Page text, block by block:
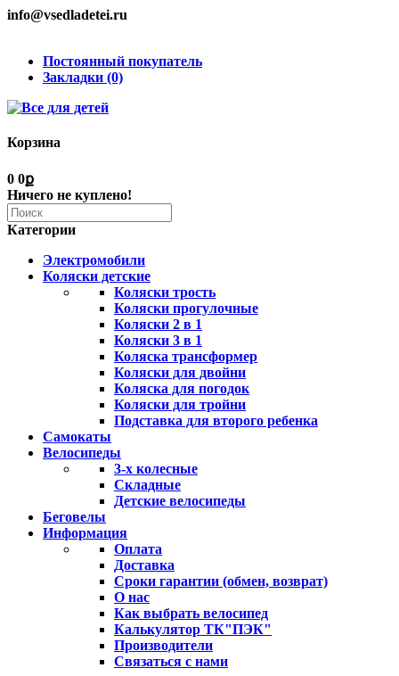
info@vsedladetei.ru
Постоянный покупатель
Закладки (0)
Корзина
0 0ք
Ничего не куплено!
Категории
Электромобили
Коляски детские
Коляски трость
Коляски прогулочные
Коляски 2 в 1
Коляски 3 в 1
Коляска трансформер
Коляски для двойни
Коляска для погодок
Коляски для тройни
Подставка для второго ребенка
Самокаты
Велосипеды
3-х колесные
Складные
Детские велосипеды
Беговелы
Информация
Оплата
Доставка
Сроки гарантии (обмен, возврат)
О нас
Как выбрать велосипед
Калькулятор ТК"ПЭК"
Производители
Связаться с нами